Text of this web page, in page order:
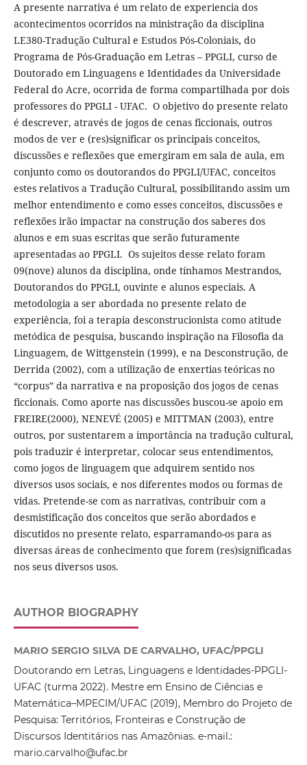
A presente narrativa é um relato de experiencia dos
acontecimentos ocorridos na ministração da disciplina
LE380-Tradução Cultural e Estudos Pós-Coloniais, do
Programa de Pós-Graduação em Letras – PPGLI, curso de
Doutorado em Linguagens e Identidades da Universidade
Federal do Acre, ocorrida de forma compartilhada por dois
professores do PPGLI - UFAC. O objetivo do presente relato
é descrever, através de jogos de cenas ficcionais, outros
modos de ver e (res)significar os principais conceitos,
discussões e reflexões que emergiram em sala de aula, em
conjunto como os doutorandos do PPGLI/UFAC, conceitos
estes relativos a Tradução Cultural, possibilitando assim um
melhor entendimento e como esses conceitos, discussões e
reflexões irão impactar na construção dos saberes dos
alunos e em suas escritas que serão futuramente
apresentadas ao PPGLI. Os sujeitos desse relato foram
09(nove) alunos da disciplina, onde tínhamos Mestrandos,
Doutorandos do PPGLI, ouvinte e alunos especiais. A
metodologia a ser abordada no presente relato de
experiência, foi a terapia desconstrucionista como atitude
metódica de pesquisa, buscando inspiração na Filosofia da
Linguagem, de Wittgenstein (1999), e na Desconstrução, de
Derrida (2002), com a utilização de enxertias teóricas no
“corpus” da narrativa e na proposição dos jogos de cenas
ficcionais. Como aporte nas discussões buscou-se apoio em
FREIRE(2000), NENEVÉ (2005) e MITTMAN (2003), entre
outros, por sustentarem a importância na tradução cultural,
pois traduzir é interpretar, colocar seus entendimentos,
como jogos de linguagem que adquirem sentido nos
diversos usos sociais, e nos diferentes modos ou formas de
vidas. Pretende-se com as narrativas, contribuir com a
desmistificação dos conceitos que serão abordados e
discutidos no presente relato, esparramando-os para as
diversas áreas de conhecimento que forem (res)significadas
nos seus diversos usos.
AUTHOR BIOGRAPHY
MARIO SERGIO SILVA DE CARVALHO, UFAC/PPGLI
Doutorando em Letras, Linguagens e Identidades-PPGLI-
UFAC (turma 2022). Mestre em Ensino de Ciências e
Matemática–MPECIM/UFAC (2019), Membro do Projeto de
Pesquisa: Territórios, Fronteiras e Construção de
Discursos Identitários nas Amazônias. e-mail.:
mario.carvalho@ufac.br